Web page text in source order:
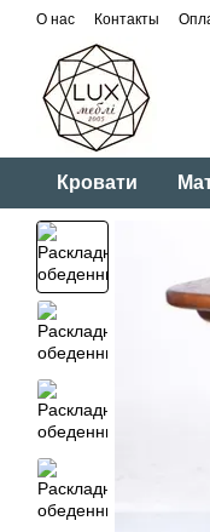
Перейти к основному
О нас Контакты
Кровати